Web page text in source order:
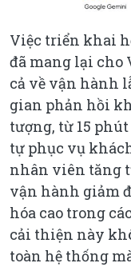
Việc triển khai
đã mang lại cho
cả về vận hành
gian phản hồi
tượng, từ 15
tự phục vụ
nhân viên tăng
vận hành giảm
hóa cao trong
cải thiện này
toàn hệ thống